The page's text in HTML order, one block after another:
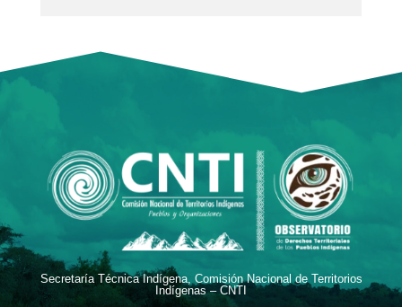
Secretaría Técnica Indígena, Comisión Nacional de Territorios
Indígenas – CNTI